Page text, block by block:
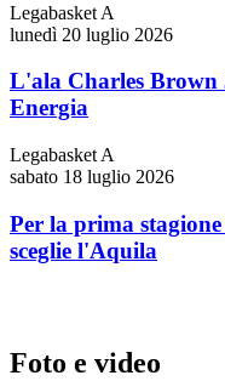
Legabasket A
lunedì 20 luglio 2026
L'ala Charles
Energia
Legabasket A
sabato 18 luglio 2026
Per la prima
sceglie l'Aquila
Foto e video